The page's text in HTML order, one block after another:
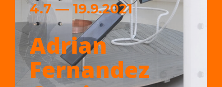
4.7 — 19.9.2021
Adrian
Fernandez